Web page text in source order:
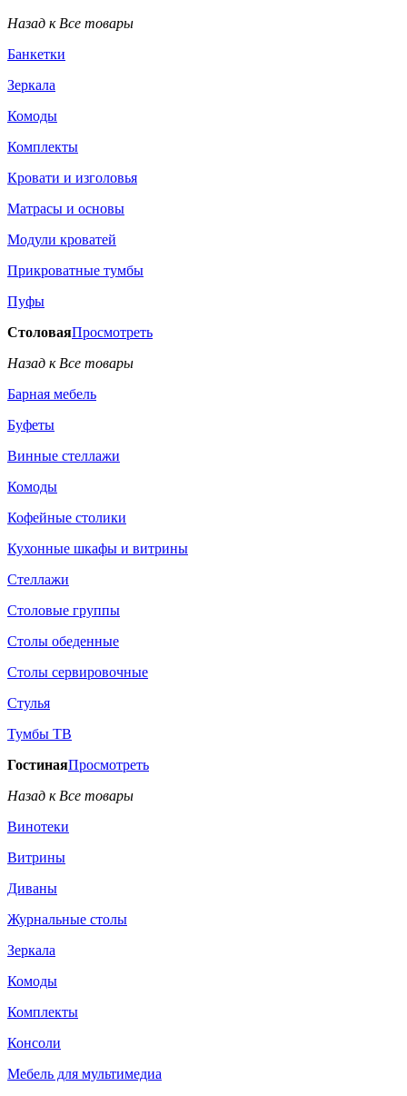
Назад к Все товары
Банкетки
Зеркала
Комоды
Комплекты
Кровати и изголовья
Матрасы и основы
Модули кроватей
Прикроватные тумбы
Пуфы
СтоловаяПросмотреть
Назад к Все товары
Барная мебель
Буфеты
Винные стеллажи
Комоды
Кофейные столики
Кухонные шкафы и витрины
Стеллажи
Столовые группы
Столы обеденные
Столы сервировочные
Стулья
Тумбы ТВ
ГостинаяПросмотреть
Назад к Все товары
Винотеки
Витрины
Диваны
Журнальные столы
Зеркала
Комоды
Комплекты
Консоли
Мебель для мультимедиа